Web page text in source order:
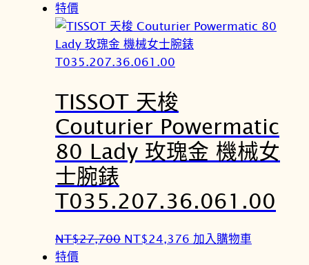
價
格
：
T
$
1
2
0
。
價
格
1
0
3
。
特價
TISSOT 天梭
Couturier Powermatic
80 Lady 玫瑰金 機械女
士腕錶
T035.207.36.061.00
NT$27,700 原
NT$24,376 目
加入購物車
特價